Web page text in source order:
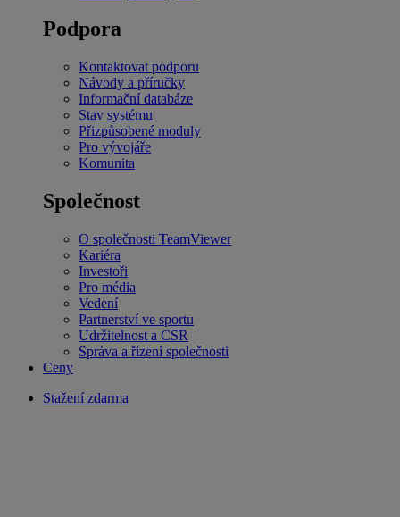
Podpora
Kontaktovat podporu
Návody a příručky
Informační databáze
Stav systému
Přizpůsobené moduly
Pro vývojáře
Komunita
Společnost
O společnosti TeamViewer
Kariéra
Investoři
Pro média
Vedení
Partnerství ve sportu
Udržitelnost a CSR
Správa a řízení společnosti
Ceny
Stažení zdarma